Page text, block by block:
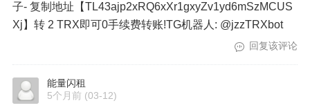
子- 复制地址【TL43ajp2xRQ6xXr1gxyZv1yd6mSzMCUS
Xj】转 2 TRX即可0手续费转账!TG机器人: @jzzTRXbot
回复该评论
能量闪租
5个月前 (03-12)